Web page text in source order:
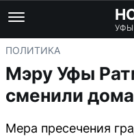
УФЫ
ПОЛИТИКА
Мэру Уфы
сменили
Мера пресечения